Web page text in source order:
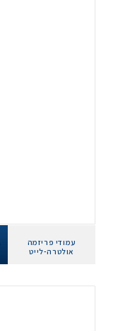
עמודי פריזמה
אולטרה-לייט